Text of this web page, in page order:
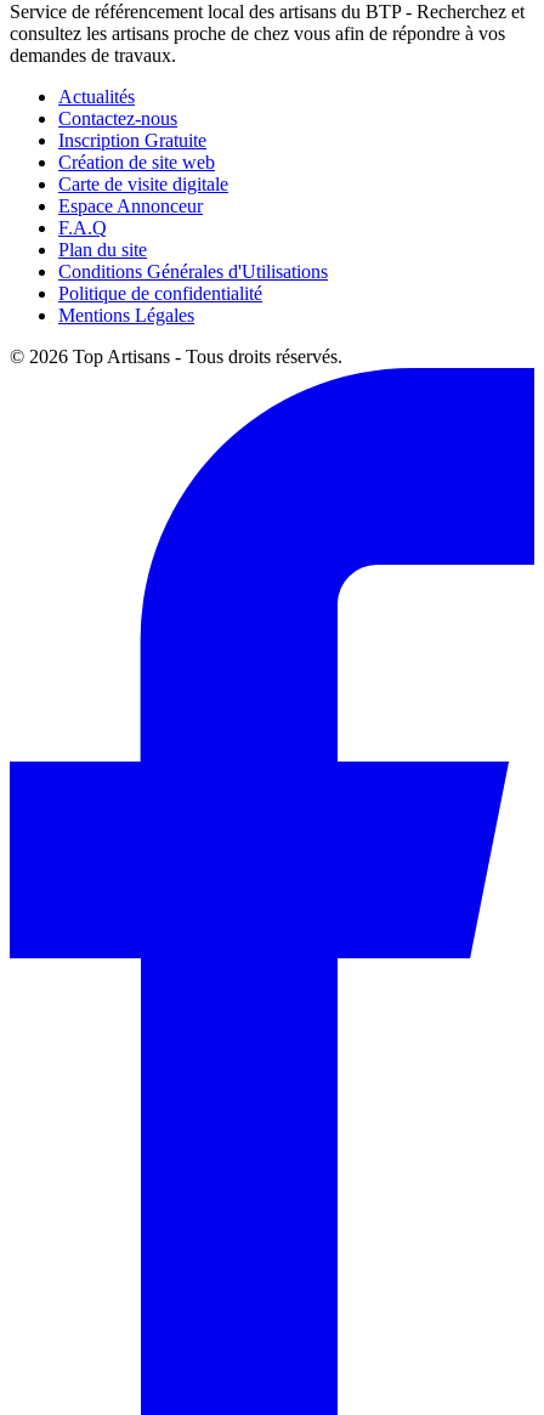
Service de référencement local des artisans du BTP - Recherchez et
consultez les artisans proche de chez vous afin de répondre à vos
demandes de travaux.
Actualités
Contactez-nous
Inscription Gratuite
Création de site web
Carte de visite digitale
Espace Annonceur
F.A.Q
Plan du site
Conditions Générales d'Utilisations
Politique de confidentialité
Mentions Légales
© 2026 Top Artisans - Tous droits réservés.